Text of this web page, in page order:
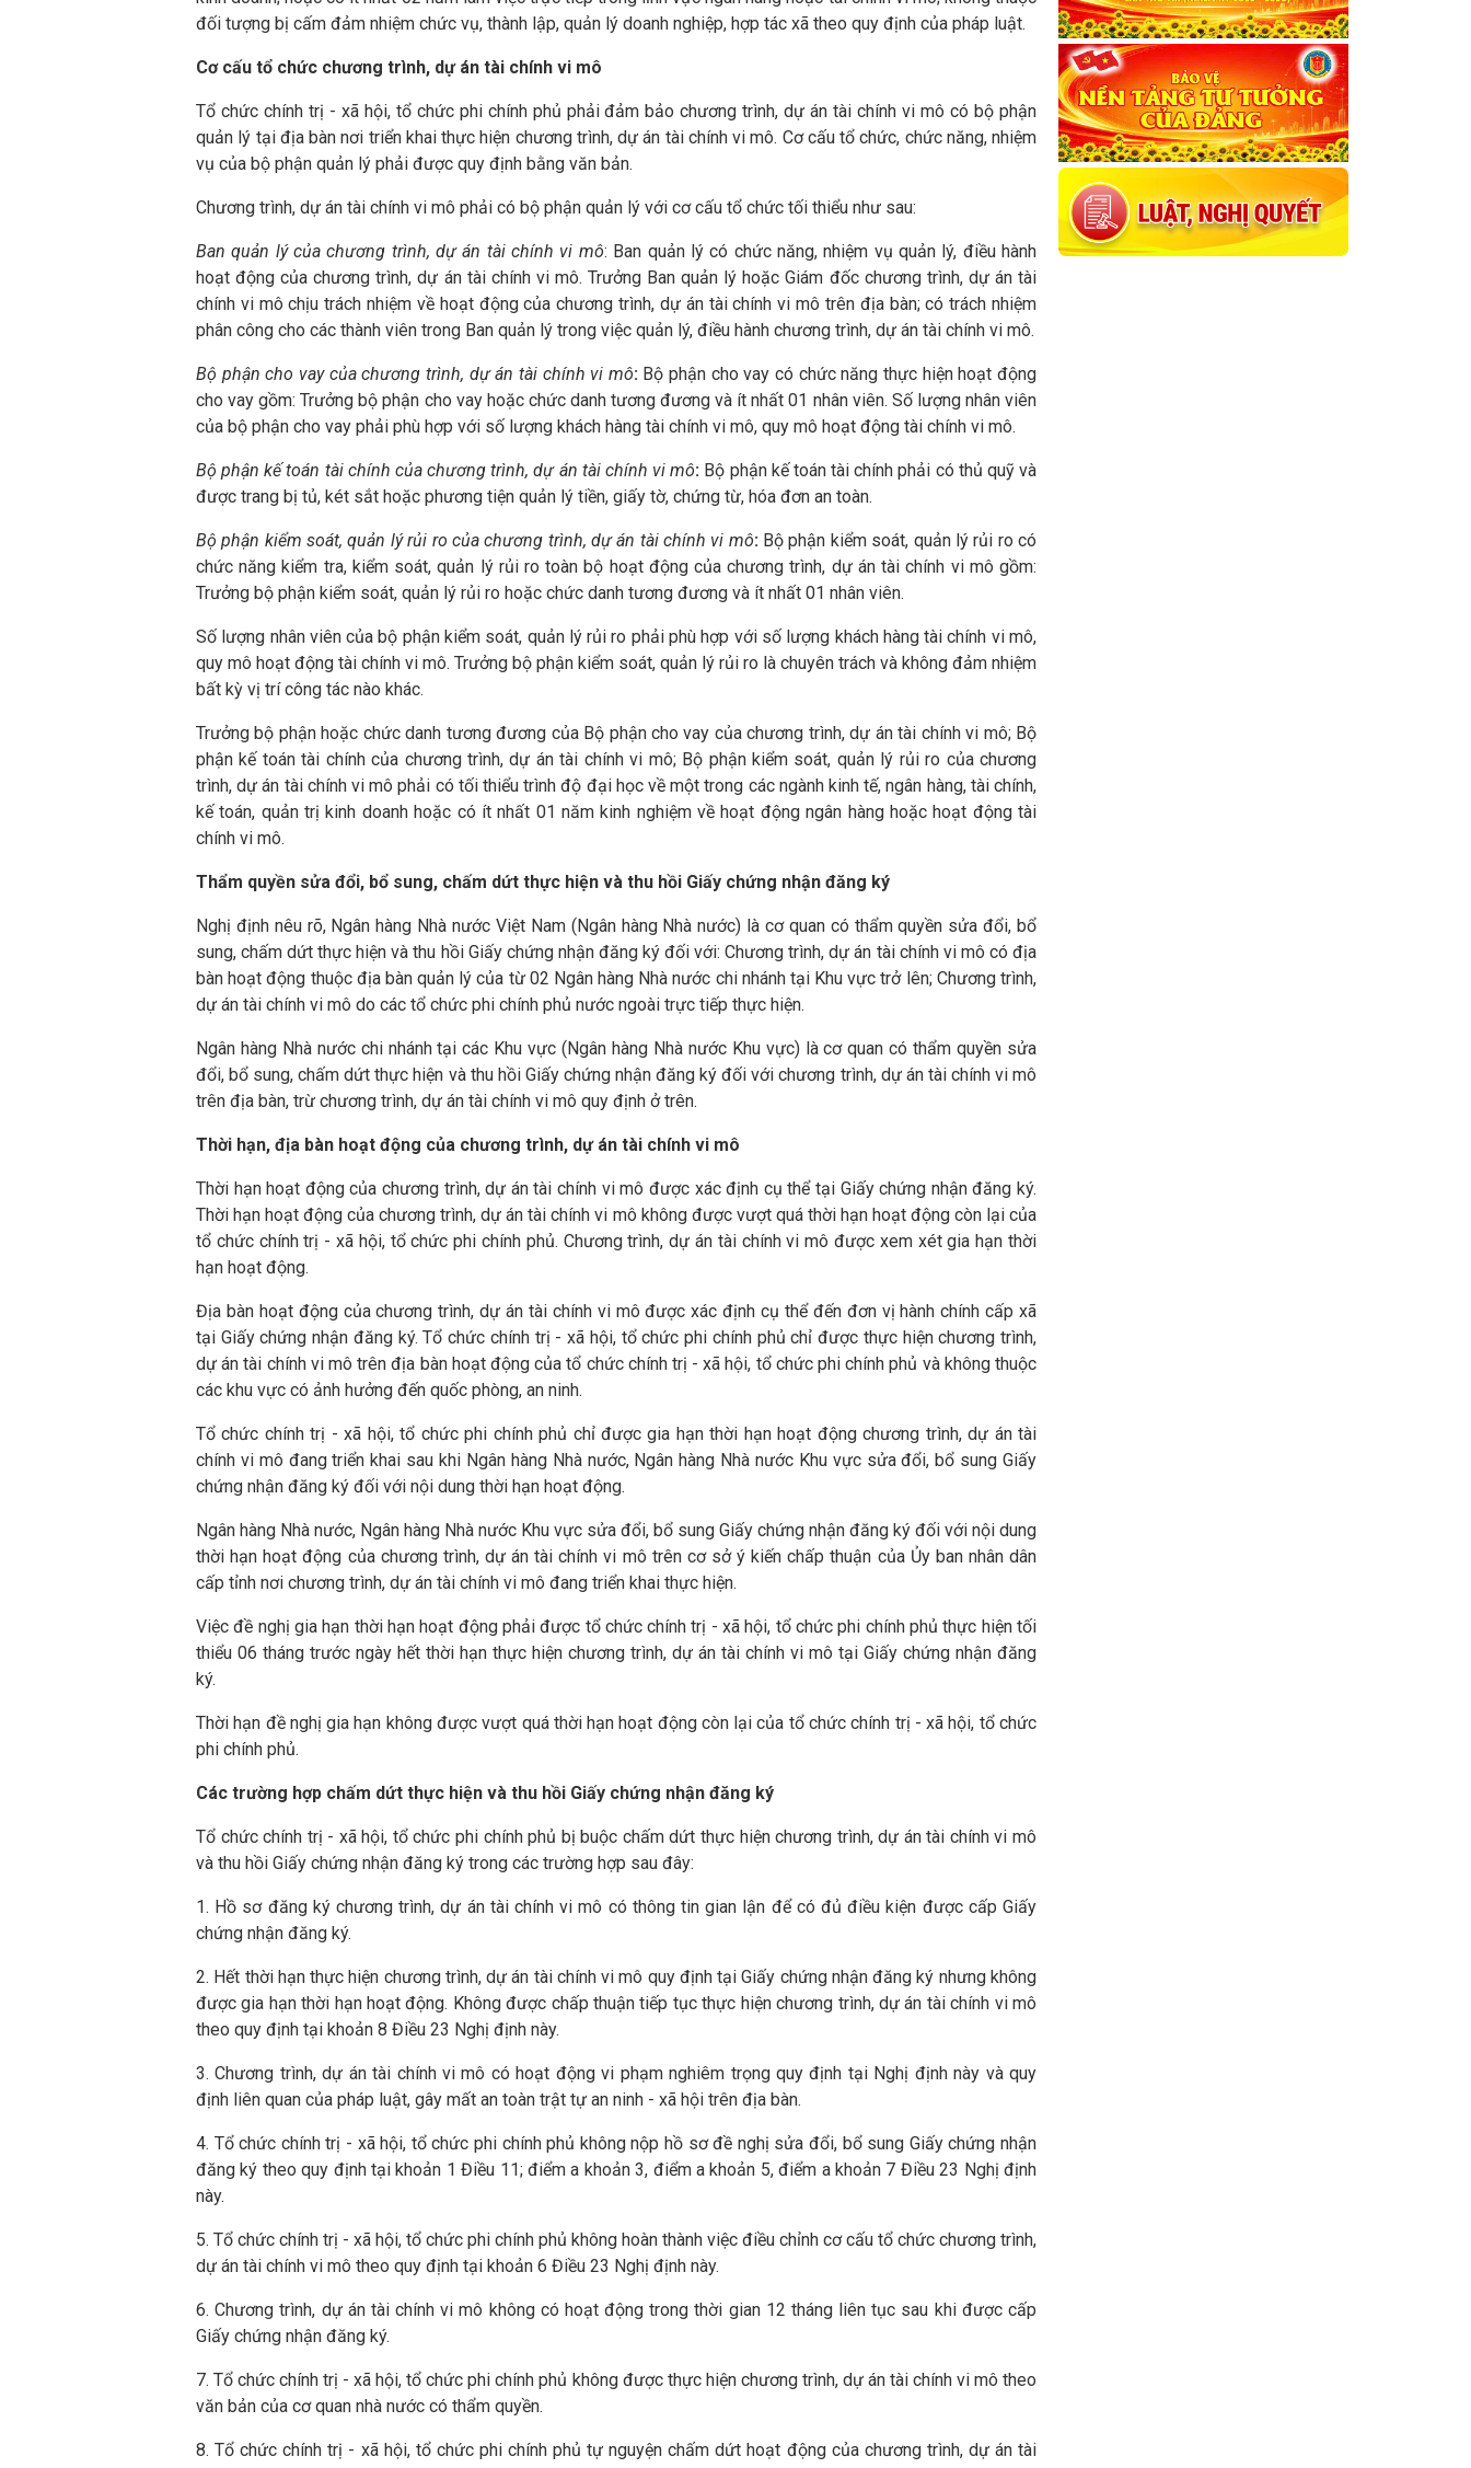
đối tượng bị cấm đảm nhiệm chức vụ, thành lập, quản lý doanh nghiệp, hợp tác xã theo quy định của pháp luật.
Cơ cấu tổ chức chương trình, dự án tài chính vi mô
Tổ chức chính trị - xã hội, tổ chức phi chính phủ phải đảm bảo chương trình, dự án tài chính vi mô có bộ phận
quản lý tại địa bàn nơi triển khai thực hiện chương trình, dự án tài chính vi mô. Cơ cấu tổ chức, chức năng, nhiệm
vụ của bộ phận quản lý phải được quy định bằng văn bản.
Chương trình, dự án tài chính vi mô phải có bộ phận quản lý với cơ cấu tổ chức tối thiểu như sau:
Ban quản lý của chương trình, dự án tài chính vi mô: Ban quản lý có chức năng, nhiệm vụ quản lý, điều hành
hoạt động của chương trình, dự án tài chính vi mô. Trưởng Ban quản lý hoặc Giám đốc chương trình, dự án tài
chính vi mô chịu trách nhiệm về hoạt động của chương trình, dự án tài chính vi mô trên địa bàn; có trách nhiệm
phân công cho các thành viên trong Ban quản lý trong việc quản lý, điều hành chương trình, dự án tài chính vi mô.
Bộ phận cho vay của chương trình, dự án tài chính vi mô:Bộ phận cho vay có chức năng thực hiện hoạt động
cho vay gồm: Trưởng bộ phận cho vay hoặc chức danh tương đương và ít nhất 01 nhân viên. Số lượng nhân viên
của bộ phận cho vay phải phù hợp với số lượng khách hàng tài chính vi mô, quy mô hoạt động tài chính vi mô.
Bộ phận kế toán tài chính của chương trình, dự án tài chính vi mô: Bộ phận kế toán tài chính phải có thủ quỹ và
được trang bị tủ, két sắt hoặc phương tiện quản lý tiền, giấy tờ, chứng từ, hóa đơn an toàn.
Bộ phận kiểm soát, quản lý rủi ro của chương trình, dự án tài chính vi mô:Bộ phận kiểm soát, quản lý rủi ro có
chức năng kiểm tra, kiểm soát, quản lý rủi ro toàn bộ hoạt động của chương trình, dự án tài chính vi mô gồm:
Trưởng bộ phận kiểm soát, quản lý rủi ro hoặc chức danh tương đương và ít nhất 01 nhân viên.
Số lượng nhân viên của bộ phận kiểm soát, quản lý rủi ro phải phù hợp với số lượng khách hàng tài chính vi mô,
quy mô hoạt động tài chính vi mô. Trưởng bộ phận kiểm soát, quản lý rủi ro là chuyên trách và không đảm nhiệm
bất kỳ vị trí công tác nào khác.
Trưởng bộ phận hoặc chức danh tương đương của Bộ phận cho vay của chương trình, dự án tài chính vi mô; Bộ
phận kế toán tài chính của chương trình, dự án tài chính vi mô; Bộ phận kiểm soát, quản lý rủi ro của chương
trình, dự án tài chính vi mô phải có tối thiểu trình độ đại học về một trong các ngành kinh tế, ngân hàng, tài chính,
kế toán, quản trị kinh doanh hoặc có ít nhất 01 năm kinh nghiệm về hoạt động ngân hàng hoặc hoạt động tài
chính vi mô.
Thẩm quyền sửa đổi, bổ sung, chấm dứt thực hiện và thu hồi Giấy chứng nhận đăng ký
Nghị định nêu rõ, Ngân hàng Nhà nước Việt Nam (Ngân hàng Nhà nước) là cơ quan có thẩm quyền sửa đổi, bổ
sung, chấm dứt thực hiện và thu hồi Giấy chứng nhận đăng ký đối với: Chương trình, dự án tài chính vi mô có địa
bàn hoạt động thuộc địa bàn quản lý của từ 02 Ngân hàng Nhà nước chi nhánh tại Khu vực trở lên; Chương trình,
dự án tài chính vi mô do các tổ chức phi chính phủ nước ngoài trực tiếp thực hiện.
Ngân hàng Nhà nước chi nhánh tại các Khu vực (Ngân hàng Nhà nước Khu vực) là cơ quan có thẩm quyền sửa
đổi, bổ sung, chấm dứt thực hiện và thu hồi Giấy chứng nhận đăng ký đối với chương trình, dự án tài chính vi mô
trên địa bàn, trừ chương trình, dự án tài chính vi mô quy định ở trên.
Thời hạn, địa bàn hoạt động của chương trình, dự án tài chính vi mô
Thời hạn hoạt động của chương trình, dự án tài chính vi mô được xác định cụ thể tại Giấy chứng nhận đăng ký.
Thời hạn hoạt động của chương trình, dự án tài chính vi mô không được vượt quá thời hạn hoạt động còn lại của
tổ chức chính trị - xã hội, tổ chức phi chính phủ. Chương trình, dự án tài chính vi mô được xem xét gia hạn thời
hạn hoạt động.
Địa bàn hoạt động của chương trình, dự án tài chính vi mô được xác định cụ thể đến đơn vị hành chính cấp xã
tại Giấy chứng nhận đăng ký. Tổ chức chính trị - xã hội, tổ chức phi chính phủ chỉ được thực hiện chương trình,
dự án tài chính vi mô trên địa bàn hoạt động của tổ chức chính trị - xã hội, tổ chức phi chính phủ và không thuộc
các khu vực có ảnh hưởng đến quốc phòng, an ninh.
Tổ chức chính trị - xã hội, tổ chức phi chính phủ chỉ được gia hạn thời hạn hoạt động chương trình, dự án tài
chính vi mô đang triển khai sau khi Ngân hàng Nhà nước, Ngân hàng Nhà nước Khu vực sửa đổi, bổ sung Giấy
chứng nhận đăng ký đối với nội dung thời hạn hoạt động.
Ngân hàng Nhà nước, Ngân hàng Nhà nước Khu vực sửa đổi, bổ sung Giấy chứng nhận đăng ký đối với nội dung
thời hạn hoạt động của chương trình, dự án tài chính vi mô trên cơ sở ý kiến chấp thuận của Ủy ban nhân dân
cấp tỉnh nơi chương trình, dự án tài chính vi mô đang triển khai thực hiện.
Việc đề nghị gia hạn thời hạn hoạt động phải được tổ chức chính trị - xã hội, tổ chức phi chính phủ thực hiện tối
thiểu 06 tháng trước ngày hết thời hạn thực hiện chương trình, dự án tài chính vi mô tại Giấy chứng nhận đăng
ký.
Thời hạn đề nghị gia hạn không được vượt quá thời hạn hoạt động còn lại của tổ chức chính trị - xã hội, tổ chức
phi chính phủ.
Các trường hợp chấm dứt thực hiện và thu hồi Giấy chứng nhận đăng ký
Tổ chức chính trị - xã hội, tổ chức phi chính phủ bị buộc chấm dứt thực hiện chương trình, dự án tài chính vi mô
và thu hồi Giấy chứng nhận đăng ký trong các trường hợp sau đây:
1. Hồ sơ đăng ký chương trình, dự án tài chính vi mô có thông tin gian lận để có đủ điều kiện được cấp Giấy
chứng nhận đăng ký.
2. Hết thời hạn thực hiện chương trình, dự án tài chính vi mô quy định tại Giấy chứng nhận đăng ký nhưng không
được gia hạn thời hạn hoạt động. Không được chấp thuận tiếp tục thực hiện chương trình, dự án tài chính vi mô
theo quy định tại khoản 8 Điều 23 Nghị định này.
3. Chương trình, dự án tài chính vi mô có hoạt động vi phạm nghiêm trọng quy định tại Nghị định này và quy
định liên quan của pháp luật, gây mất an toàn trật tự an ninh - xã hội trên địa bàn.
4. Tổ chức chính trị - xã hội, tổ chức phi chính phủ không nộp hồ sơ đề nghị sửa đổi, bổ sung Giấy chứng nhận
đăng ký theo quy định tại khoản 1 Điều 11; điểm a khoản 3, điểm a khoản 5, điểm a khoản 7 Điều 23 Nghị định
này.
5. Tổ chức chính trị - xã hội, tổ chức phi chính phủ không hoàn thành việc điều chỉnh cơ cấu tổ chức chương trình,
dự án tài chính vi mô theo quy định tại khoản 6 Điều 23 Nghị định này.
6. Chương trình, dự án tài chính vi mô không có hoạt động trong thời gian 12 tháng liên tục sau khi được cấp
Giấy chứng nhận đăng ký.
7. Tổ chức chính trị - xã hội, tổ chức phi chính phủ không được thực hiện chương trình, dự án tài chính vi mô theo
văn bản của cơ quan nhà nước có thẩm quyền.
8. Tổ chức chính trị - xã hội, tổ chức phi chính phủ tự nguyện chấm dứt hoạt động của chương trình, dự án tài